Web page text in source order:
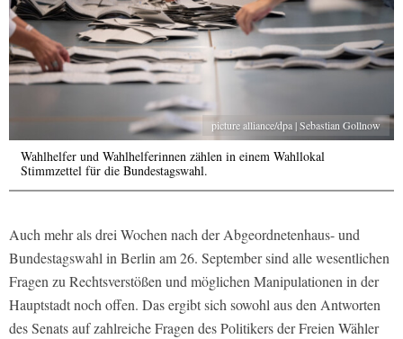
picture alliance/dpa | Sebastian Gollnow
Wahlhelfer und Wahlhelferinnen zählen in einem Wahllokal
Stimmzettel für die Bundestagswahl.
Auch mehr als drei Wochen nach der Abgeordnetenhaus- und
Bundestagswahl in Berlin am 26. September sind alle wesentlichen
Fragen zu Rechtsverstößen und möglichen Manipulationen in der
Hauptstadt noch offen. Das ergibt sich sowohl aus den Antworten
des Senats auf zahlreiche Fragen des Politikers der Freien Wähler